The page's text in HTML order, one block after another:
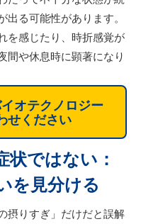
る可能性があります。
を感じたり、時折感覚が
間や休息時に顕著になり
オテクノロジー
せください
状ではない：
を見分ける
摂りすぎ」だけだと誤解